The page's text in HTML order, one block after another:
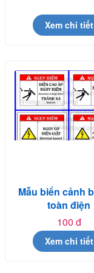
Xem chi tiết
Mẫu biển cảnh
toàn điện
100 đ
Xem chi tiết